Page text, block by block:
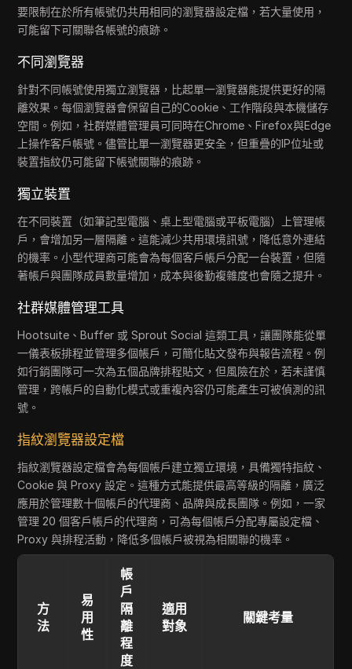
要限制在於所有帳號仍共用相同的瀏覽器設定檔，若大量使用，
可能留下可關聯各帳號的痕跡。
不同瀏覽器
針對不同帳號使用獨立瀏覽器，比起單一瀏覽器能提供更好的隔
離效果。每個瀏覽器會保留自己的Cookie、工作階段與本機儲存
空間。例如，社群媒體管理員可同時在Chrome、Firefox與Edge
上操作客戶帳號。儘管比單一瀏覽器更安全，但重疊的IP位址或
裝置指紋仍可能留下帳號關聯的痕跡。
獨立裝置
在不同裝置（如筆記型電腦、桌上型電腦或平板電腦）上管理帳
戶，會增加另一層隔離。這能減少共用環境訊號，降低意外連結
的機率。小型代理商可能會為每個客戶帳戶分配一台裝置，但隨
著帳戶與團隊成員數量增加，成本與後勤複雜度也會隨之提升。
社群媒體管理工具
Hootsuite、Buffer 或 Sprout Social 這類工具，讓團隊能從單
一儀表板排程並管理多個帳戶，可簡化貼文發布與報告流程。例
如行銷團隊可一次為五個品牌排程貼文，但風險在於，若未謹慎
管理，跨帳戶的自動化模式或重複內容仍可能產生可被偵測的訊
號。
指紋瀏覽器設定檔
指紋瀏覽器設定檔會為每個帳戶建立獨立環境，具備獨特指紋、
Cookie 與 Proxy 設定。這種方式能提供最高等級的隔離，廣泛
應用於管理數十個帳戶的代理商、品牌與成長團隊。例如，一家
管理 20 個客戶帳戶的代理商，可為每個帳戶分配專屬設定檔、
Proxy 與排程活動，降低多個帳戶被視為相關聯的機率。
方
法
易
用
性
帳
戶
隔
離
程
度
適用
對象
關鍵考量